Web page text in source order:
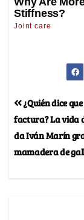
¿Quién dice
factura? La vida
da Iván Marín
mamadera de